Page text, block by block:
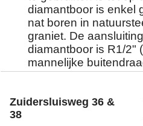
diamantboor is enkel
nat boren in
graniet. De
diamantboor is R1/2"
mannelijke
van een